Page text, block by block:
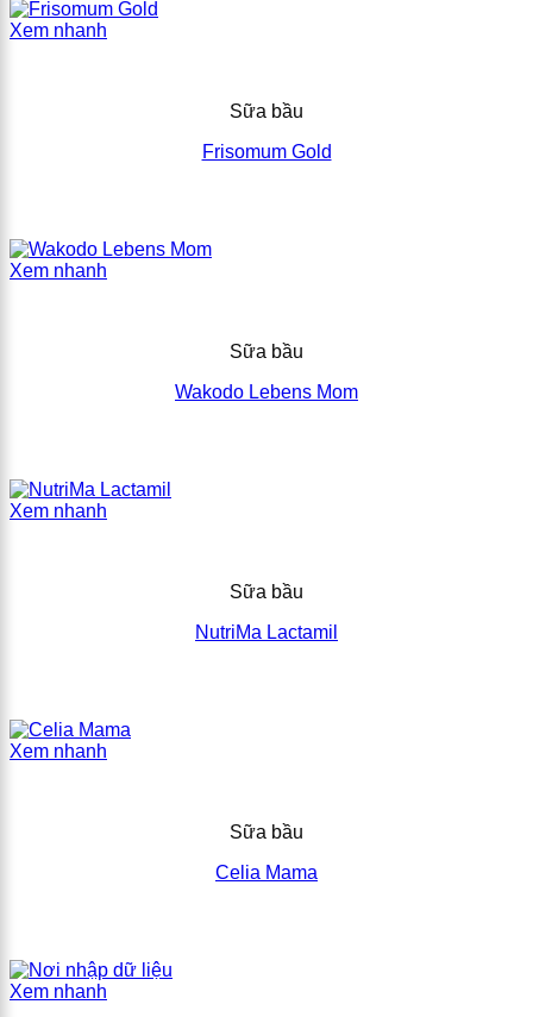
Xem nhanh
Sữa bầu
Frisomum Gold​
Xem nhanh
Sữa bầu
Wakodo Lebens Mom
Xem nhanh
Sữa bầu
NutriMa Lactamil
Xem nhanh
Sữa bầu
Celia Mama
Xem nhanh